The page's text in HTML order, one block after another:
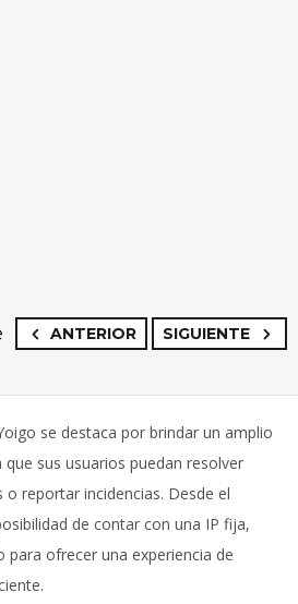
ANTERIOR SIGUIENTE
se destaca por brindar un amplio
sus usuarios puedan resolver
reportar incidencias. Desde el
de contar con una IP fija,
para ofrecer una experiencia de